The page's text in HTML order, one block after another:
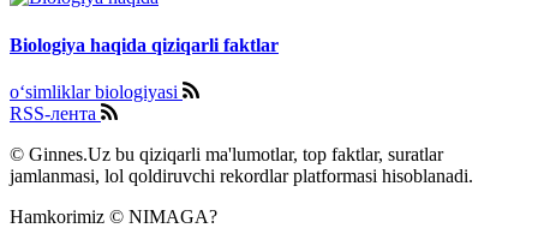
Biologiya haqida qiziqarli faktlar
o‘simliklar biologiyasi
RSS-лента
© Ginnes.Uz bu qiziqarli ma'lumotlar, top faktlar, suratlar
jamlanmasi, lol qoldiruvchi rekordlar platformasi hisoblanadi.
Hamkorimiz © NIMAGA?